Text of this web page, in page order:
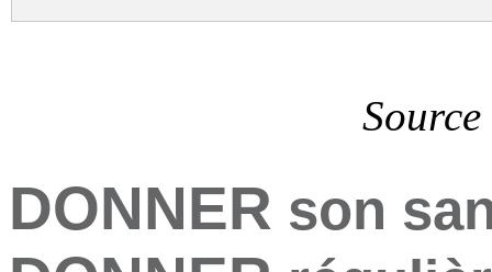
DONNER son